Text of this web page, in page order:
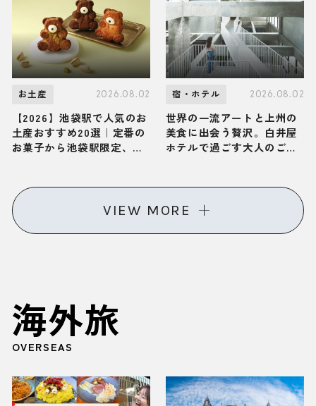
お土産 2026.08.02
【2026】池袋駅で人気のお
土産おすすめ20選｜定番の
お菓子から池袋駅限定、お
宿・ホテル 2026.08.02
世界の一流アートと上州の
美食に出会う贅沢。白井屋
ホテルで過ごす大人のご褒
VIEW MORE
海外旅
OVERSEAS